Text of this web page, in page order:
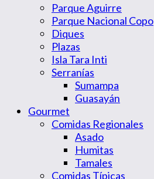
Parque Aguirre
Parque Nacional Copo
Diques
Plazas
Isla Tara Inti
Serranías
Sumampa
Guasayán
Gourmet
Comidas Regionales
Asado
Humitas
Tamales
Comidas Típicas